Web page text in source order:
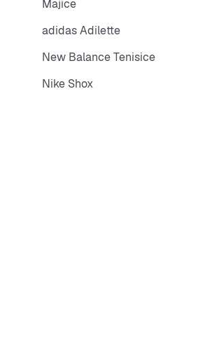
Majice
adidas Adilette
New Balance Tenisice
Nike Shox